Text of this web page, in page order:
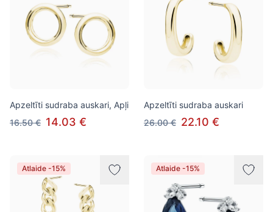
Apzeltīti sudraba auskari, Apļi
16.50 € 14.03 €
Apzeltīti sudraba auskari
26.00 € 22.10 €
Atlaide -15% Atlaide -15%